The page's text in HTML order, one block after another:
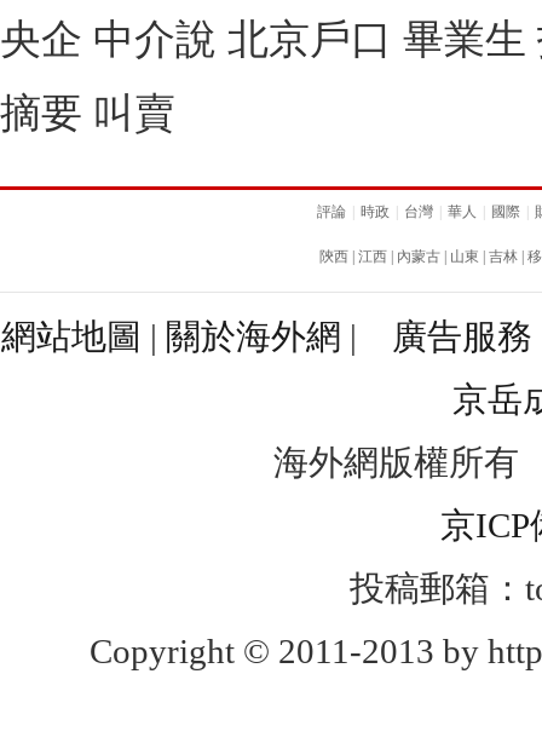
央企 中介說 北京戶口 畢業
摘要 叫賣
評論 時政 台灣 華人 國際
陝西 江西 內蒙古 山東 吉林
網站地圖 | 關於海外網 | 廣告服務
京岳
海外網版權所有
京ICP
投稿郵箱：
Copyright © 2011-2013 by